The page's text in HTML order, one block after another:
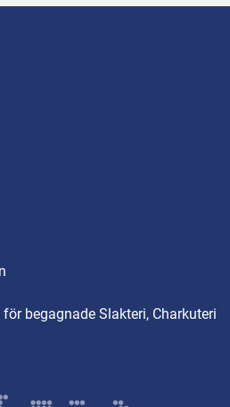
begagnade Slakteri, Charkuteri